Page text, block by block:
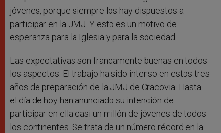
jóvenes, porque siempre los hay dispuestos a
participar en la JMJ. Y esto es un motivo de
esperanza para la Iglesia y para la sociedad.
Las expectativas son francamente buenas en todos
los aspectos. El trabajo ha sido intenso en estos tres
años de preparación de la JMJ de Cracovia. Hasta
el día de hoy han anunciado su intención de
participar en ella casi un millón de jóvenes de todos
los continentes. Se trata de un número récord en la